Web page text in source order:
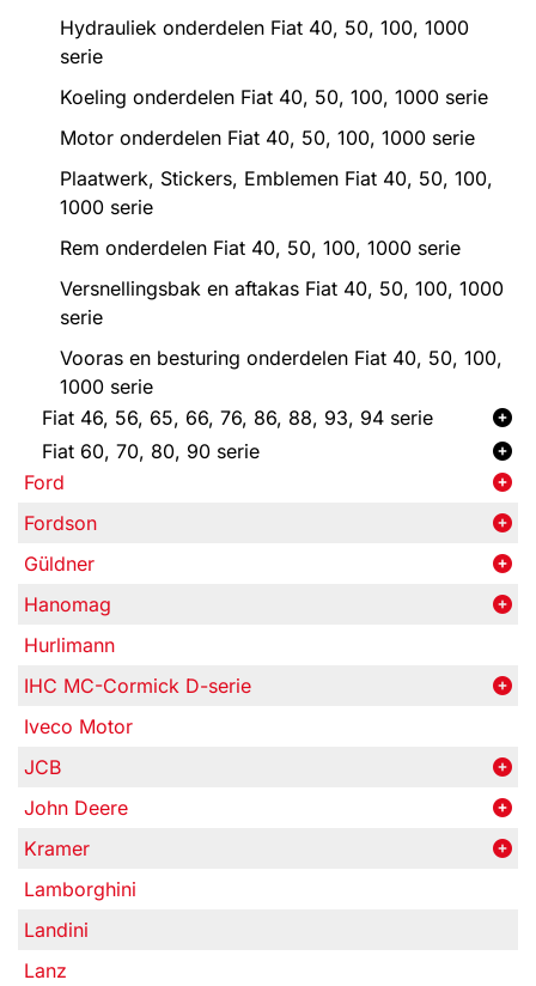
Hydrauliek onderdelen Fiat 40, 50, 100, 1000
serie
Koeling onderdelen Fiat 40, 50, 100, 1000 serie
Motor onderdelen Fiat 40, 50, 100, 1000 serie
Plaatwerk, Stickers, Emblemen Fiat 40, 50, 100,
1000 serie
Rem onderdelen Fiat 40, 50, 100, 1000 serie
Versnellingsbak en aftakas Fiat 40, 50, 100, 1000
serie
Vooras en besturing onderdelen Fiat 40, 50, 100,
1000 serie
Fiat 46, 56, 65, 66, 76, 86, 88, 93, 94 serie
Fiat 60, 70, 80, 90 serie
Ford
Fordson
Güldner
Hanomag
Hurlimann
IHC MC-Cormick D-serie
Iveco Motor
JCB
John Deere
Kramer
Lamborghini
Landini
Lanz